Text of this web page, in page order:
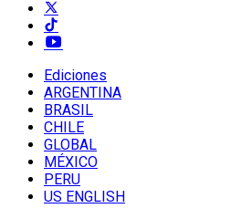
Ediciones
ARGENTINA
BRASIL
CHILE
GLOBAL
MÉXICO
PERU
US ENGLISH